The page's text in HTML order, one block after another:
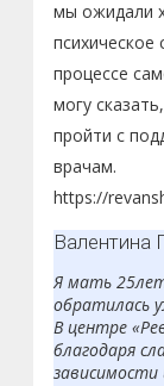
мы ожидали
процессе
могу
пройти с
врачам.
https://
Валентина
Я мать
обратилась
В центре
благодаря